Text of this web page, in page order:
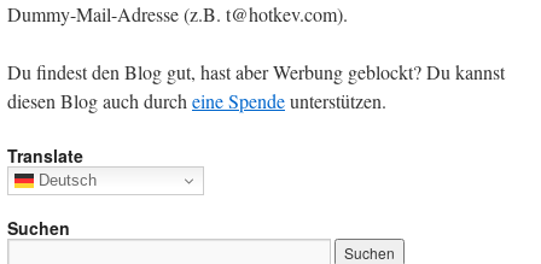
Dummy-Mail-Adresse (z.B. t@hotkev.com).
Du findest den Blog gut, hast aber Werbung geblockt? Du kannst
diesen Blog auch durcheine Spendeunterstützen.
Translate
Deutsch
Suchen